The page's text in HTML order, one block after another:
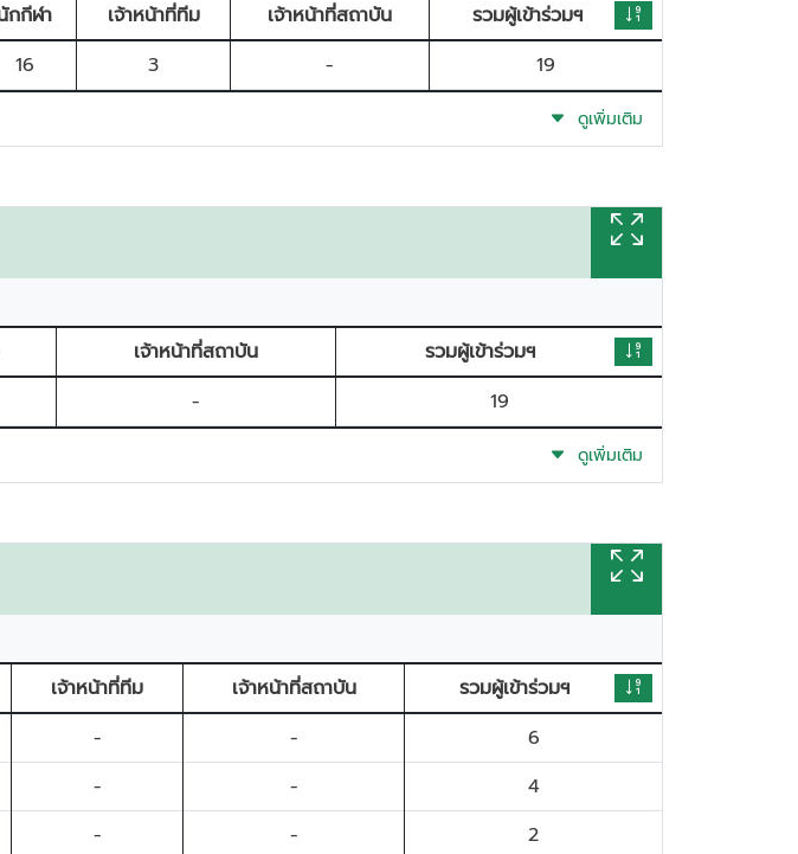
กกีฬา เจ้าหน้าที่ทีม เจ้าหน้าที่สถาบัน
รวมผู้เข้าร่วมฯ
16 3 - 19
ดูเพิ่มเติม
เจ้าหน้าที่สถาบัน
รวมผู้เข้าร่วมฯ
- 19
ดูเพิ่มเติม
เจ้าหน้าที่ทีม เจ้าหน้าที่สถาบัน
รวมผู้เข้าร่วมฯ
- -
6
- -
4
- -
2